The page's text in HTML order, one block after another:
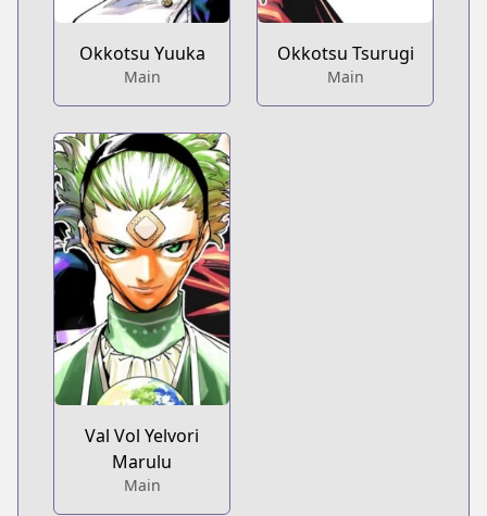
Okkotsu Yuuka
Main
Okkotsu Tsurugi
Main
Val Vol Yelvori
Marulu
Main